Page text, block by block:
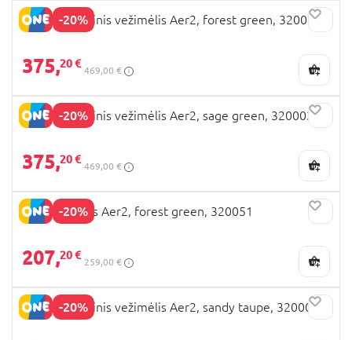
komfortabilumu, lengvu sulankstymu. Tai apie
aplinką ir ateitį galvojančių, stilingų tėvų
-20%
JOOLZ sportinis vežimėlis Aer2, forest green, 320001
375,20 €
469,00 €
-20%
JOOLZ sportinis vežimėlis Aer2, sage green, 320002
375,20 €
469,00 €
-20%
JOOLZ lopšys Aer2, forest green, 320051
207,20 €
259,00 €
-20%
JOOLZ sportinis vežimėlis Aer2, sandy taupe, 320003